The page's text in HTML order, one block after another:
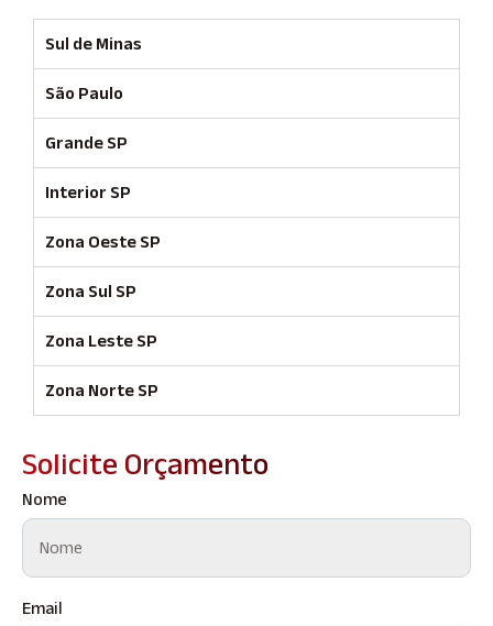
Sul de Minas
São Paulo
Grande SP
Interior SP
Zona Oeste SP
Zona Sul SP
Zona Leste SP
Zona Norte SP
Solicite Orçamento
Nome
Email